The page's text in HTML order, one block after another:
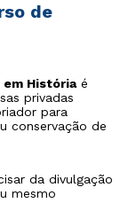
de
em Históriaé
privadas
para
conservação de
da divulgação
mesmo